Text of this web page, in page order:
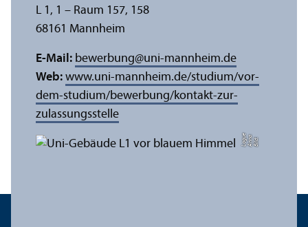
Bil
d:
A
n
n
aL
o
g
u
e
L 1, 1 – Raum 157, 158
68161 Mannheim
E-Mail: bewerbung@uni-mannheim.de
Web: www.uni-mannheim.de/studium/vor-
dem-studium/bewerbung/kontakt-zur-
zulassungs­stelle